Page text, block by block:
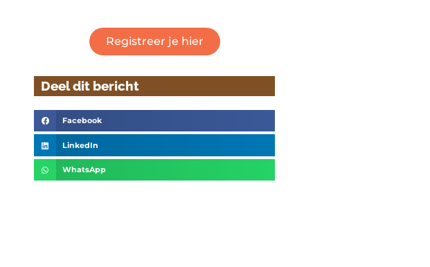
Registreer je hier
Deel dit bericht
Facebook
LinkedIn
WhatsApp